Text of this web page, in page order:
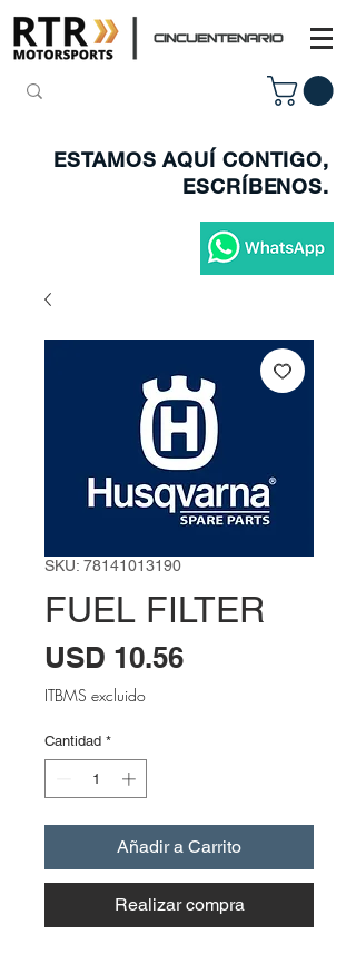
ESTAMOS AQUÍ CONTIGO,
ESCRÍBENOS.
SKU: 78141013190
FUEL FILTER
USD 10.56Precio
ITBMS excluido
Cantidad *
Añadir a Carrito
Realizar compra